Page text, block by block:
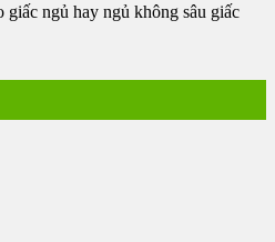
ngủ hay ngủ không sâu giấc